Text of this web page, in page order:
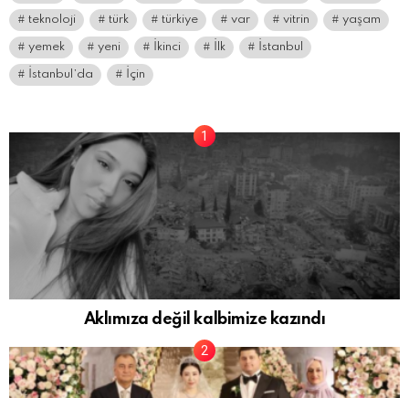
teknoloji türk türkiye var vitrin yaşam
yemek yeni İkinci İlk İstanbul
İstanbul’da İçin
Aklımıza değil kalbimize kazındı